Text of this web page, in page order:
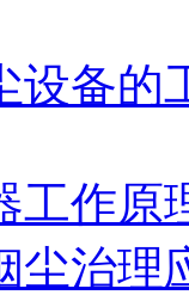
设备的
工作原
尘治理